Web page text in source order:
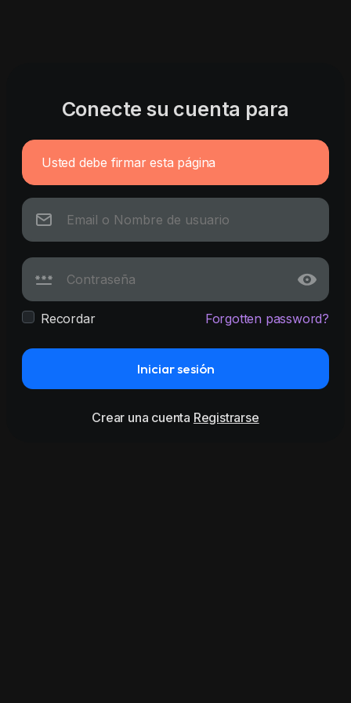
Conecte su cuenta para
Usted debe firmar esta página
Recordar Forgotten password?
Iniciar sesión
Crear una cuenta Registrarse